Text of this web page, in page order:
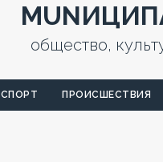
общество,
СПОРТ ПРОИСШЕСТВИЯ